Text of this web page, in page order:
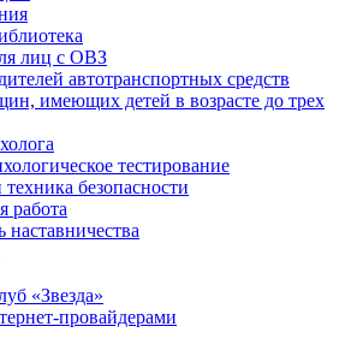
лиц с ОВЗ
автотранспортных средств
имеющих детей в возрасте до трех
тестирование
безопасности
работа
наставничества
«Звезда»
провайдерами